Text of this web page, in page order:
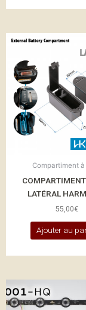
Compartiment
LATÉRAL
55,00€
Ajouter au